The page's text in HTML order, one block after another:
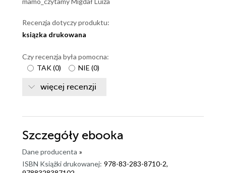
Recenzja dotyczy produktu:
ksiązka drukowana
Czy recenzja była pomocna:
TAK(0) NIE (0)
więcej recenzji
Szczegóły ebooka
Dane producenta »
ISBN Książki drukowanej: 978-83-283-8710-2,